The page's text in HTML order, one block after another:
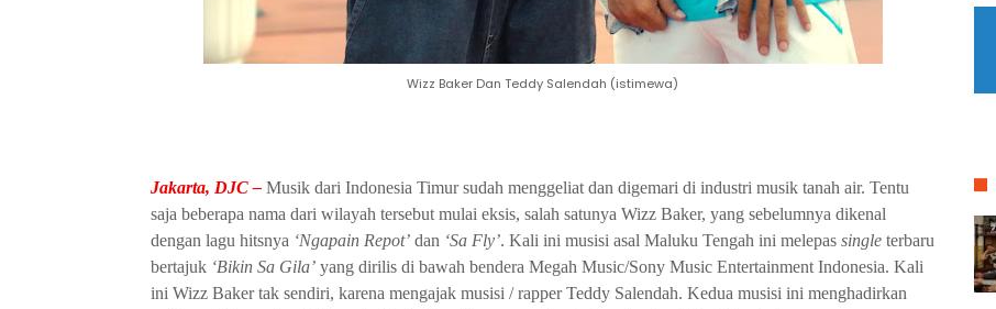
Wizz Baker Dan Teddy Salendah (istimewa)
Jakarta, DJC – Musik dari Indonesia Timur sudah menggeliat dan digemari di industri musik tanah air. Tentu
saja beberapa nama dari wilayah tersebut mulai eksis, salah satunya Wizz Baker, yang sebelumnya dikenal
dengan lagu hitsnya ‘Ngapain Repot’ dan ‘Sa Fly’. Kali ini musisi asal Maluku Tengah ini melepas single terbaru
bertajuk ‘Bikin Sa Gila’ yang dirilis di bawah bendera Megah Music/Sony Music Entertainment Indonesia. Kali
ini Wizz Baker tak sendiri, karena mengajak musisi / rapper Teddy Salendah. Kedua musisi ini menghadirkan